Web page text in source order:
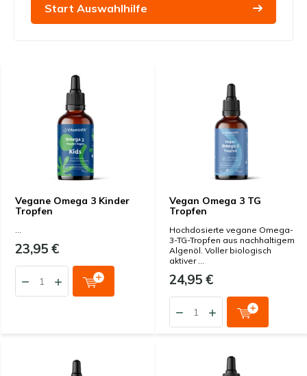
Start Auswahlhilfe
Vegane Omega 3 Kinder
Tropfen
...
23,95 €
Vegan Omega 3 TG
Tropfen
Hochdosierte vegane Omega-
3-TG-Tropfen aus nachhaltigem
Algenöl. Voller biologisch
aktiver ...
24,95 €